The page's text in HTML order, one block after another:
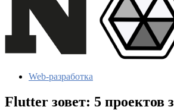
Web-разработка
Flutter зовет: 5 проектов